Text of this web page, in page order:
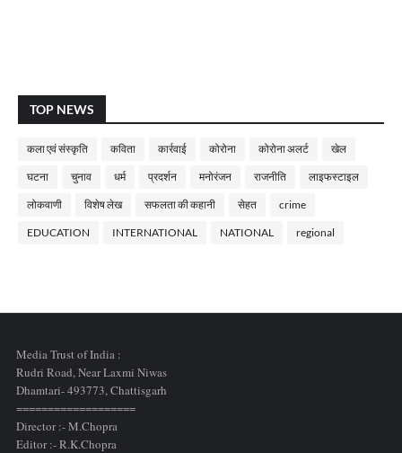
TOP NEWS
कला एवं संस्कृति कविता कार्रवाई कोरोना कोरोना अलर्ट खेल
घटना चुनाव धर्म प्रदर्शन मनोरंजन राजनीति लाइफस्टाइल
लोकवाणी विशेष लेख सफलता की कहानी सेहत crime
EDUCATION INTERNATIONAL NATIONAL regional
Media Trust of India :
Rudri Road, Near Laxmi Niwas
Dhamtari- 493773,Chattisgarh
===================
Director :- M.Chopra
Editor :- R.K.Chopra